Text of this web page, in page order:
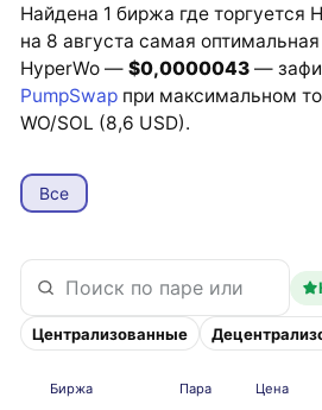
Найдена 1 биржа где торгуется
на 8 августа самая
HyperWo —$0,0000043 —
PumpSwap при максимальном
WO/SOL (8,6 USD).
Все
Централизованные
Биржа Пара Цена